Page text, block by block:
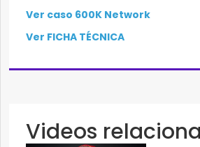
Ver caso 600K Network
Ver FICHA TÉCNICA
Videos